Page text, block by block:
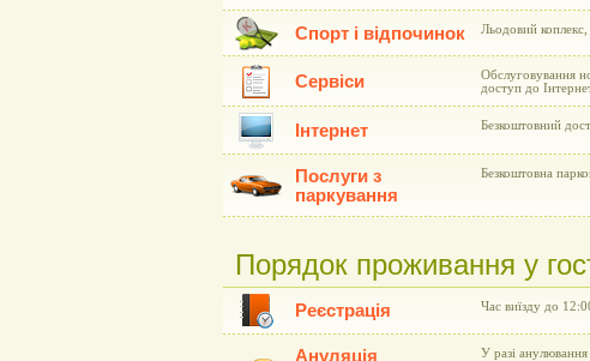
Спорт і відпочинок Льодовий
Сервіси
Обслуговування
доступ до
Інтернет Безкоштовний
Послуги з
паркування
Безкоштовна
Порядок проживання у
Реєстрація Час виїзду до
Ануляція
У разі